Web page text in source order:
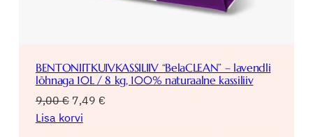
BENTONIITKUIVKASSILIIV “BelaCLEAN” – lavendli
lõhnaga 10L / 8 kg, 100% naturaalne kassiliiv
9,00€ Algne
hind
7,49 €Praegune
Lisa korvi